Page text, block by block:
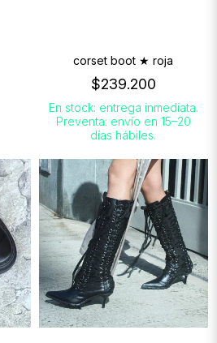
corset boot ★ roja
$239.200
En stock: entrega inmediata.
Preventa: envío en 15–20
días hábiles.